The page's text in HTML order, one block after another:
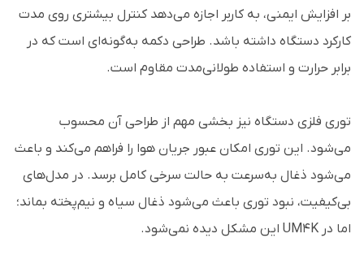
بر افزایش ایمنی، به کاربر اجازه می‌دهد کنترل بیشتری روی مدت
کارکرد دستگاه داشته باشد. طراحی دکمه به‌گونه‌ای است که در
برابر حرارت و استفاده طولانی‌مدت مقاوم است.
توری فلزی دستگاه نیز بخشی مهم از طراحی آن محسوب
می‌شود. این توری امکان عبور جریان هوا را فراهم می‌کند و باعث
می‌شود ذغال به‌سرعت به حالت سرخی کامل برسد. در مدل‌های
بی‌کیفیت، نبود توری باعث می‌شود ذغال سیاه و نیم‌پخته بماند؛
اما در UM4K این مشکل دیده نمی‌شود.